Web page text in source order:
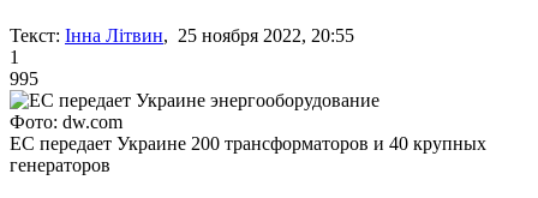
Текст: Інна Літвин, 25 ноября 2022, 20:55
1
995
Фото: dw.com
ЕС передает Украине 200 трансформаторов и 40 крупных
генераторов